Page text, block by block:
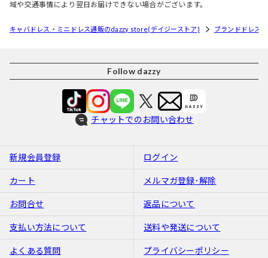
域や交通事情により翌日お届けできない場合がございます。
キャバドレス・ミニドレス通販のdazzy store(デイジーストア) ブランドドレス
Follow dazzy
チャットでのお問い合わせ
新規会員登録 ログイン
カート メルマガ登録･解除
お問合せ 返品について
支払い方法について 送料や発送について
よくある質問 プライバシーポリシー